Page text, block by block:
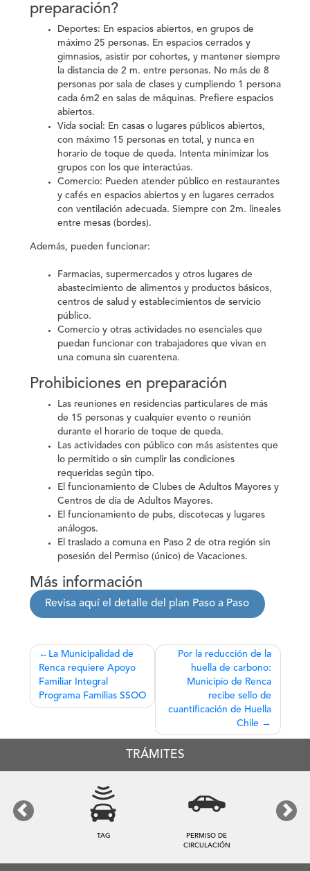
preparación?
Deportes: En espacios abiertos, en grupos de
máximo 25 personas. En espacios cerrados y
gimnasios, asistir por cohortes, y mantener siempre
la distancia de 2 m. entre personas. No más de 8
personas por sala de clases y cumpliendo 1 persona
cada 6m2 en salas de máquinas. Prefiere espacios
abiertos.
Vida social: En casas o lugares públicos abiertos,
con máximo 15 personas en total, y nunca en
horario de toque de queda. Intenta minimizar los
grupos con los que interactúas.
Comercio: Pueden atender público en restaurantes
y cafés en espacios abiertos y en lugares cerrados
con ventilación adecuada. Siempre con 2m. lineales
entre mesas (bordes).
Además, pueden funcionar:
Farmacias, supermercados y otros lugares de
abastecimiento de alimentos y productos básicos,
centros de salud y establecimientos de servicio
público.
Comercio y otras actividades no esenciales que
puedan funcionar con trabajadores que vivan en
una comuna sin cuarentena.
Prohibiciones en preparación
Las reuniones en residencias particulares de más
de 15 personas y cualquier evento o reunión
durante el horario de toque de queda.
Las actividades con público con más asistentes que
lo permitido o sin cumplir las condiciones
requeridas según tipo.
El funcionamiento de Clubes de Adultos Mayores y
Centros de día de Adultos Mayores.
El funcionamiento de pubs, discotecas y lugares
análogos.
El traslado a comuna en Paso 2 de otra región sin
posesión del Permiso (único) de Vacaciones.
Más información
Revisa aquí el detalle del plan Paso a Paso
Navegación
de
entradas
La Municipalidad de
Renca requiere Apoyo
Familiar Integral
Programa Familias SSOO
Por la reducción de la
huella de carbono:
Municipio de Renca
recibe sello de
cuantificación de Huella
Chile
TRÁMITES
TAG
PERMISO DE
CIRCULACIÓN
Previous Next